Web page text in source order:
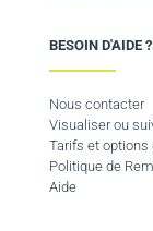
BESOIN D'AIDE ?
Nous contacter
Visualiser ou
Tarifs et options
Politique de
Aide